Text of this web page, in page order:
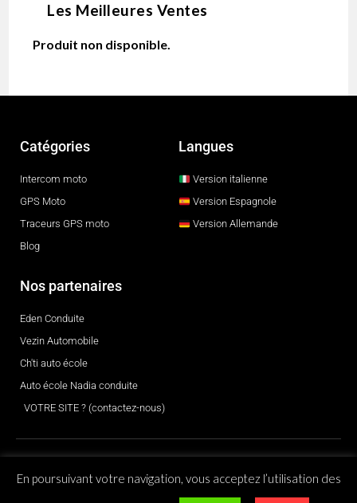
Les Meilleures Ventes
Produit non disponible.
Catégories
Intercom moto
GPS Moto
Traceurs GPS moto
Blog
Langues
Version italienne
Version Espagnole
Version Allemande
Nos partenaires
Eden Conduite
Vezin Automobile
Ch'ti auto école
Auto école Nadia conduite
VOTRE SITE ? (contactez-nous)
Mentions légales
En poursuivant votre navigation, vous acceptez l’utilisation des